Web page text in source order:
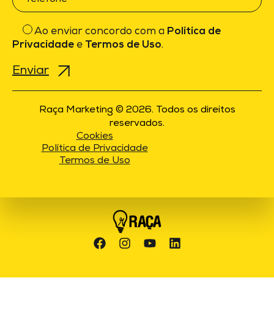
Ao enviar concordo com a Política de
Privacidade e Termos de Uso.
Raça Marketing © 2026. Todos os direitos
reservados.
Cookies
Política de Privacidade
Termos de Uso